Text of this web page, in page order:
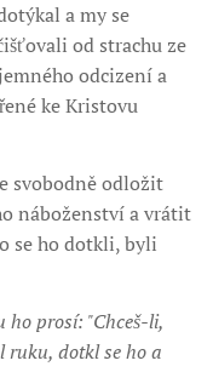
a my se
od strachu ze
odcizení a
ke Kristovu
svobodně odložit
náboženství a vrátit
se ho dotkli, byli
ho prosí: "Chceš-li,
ruku, dotkl se ho a